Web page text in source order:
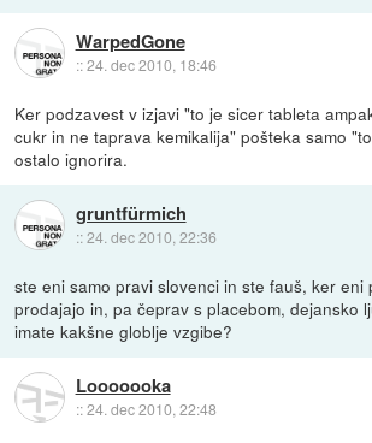
WarpedGone
::24. dec 2010, 18:46
Ker podzavest v izjavi "to je sicer tableta
cukr in ne taprava kemikalija" pošteka samo
ostalo ignorira.
gruntfürmich
::24. dec 2010, 22:36
ste eni samo pravi slovenci in ste fauš, ker eni
prodajajo in, pa čeprav s placebom, dejansko
imate kakšne globlje vzgibe?
Looooooka
::24. dec 2010, 22:48